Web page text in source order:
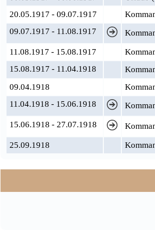
20.05.1917 - 09.07.1917
09.07.1917 - 11.08.1917
11.08.1917 - 15.08.1917
15.08.1917 - 11.04.1918
09.04.1918
11.04.1918 - 15.06.1918
15.06.1918 - 27.07.1918
25.09.1918